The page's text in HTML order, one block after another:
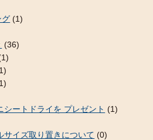
グ (1)
(36)
ートドライを プレゼント (1)
サイズ取り置きについて (0)